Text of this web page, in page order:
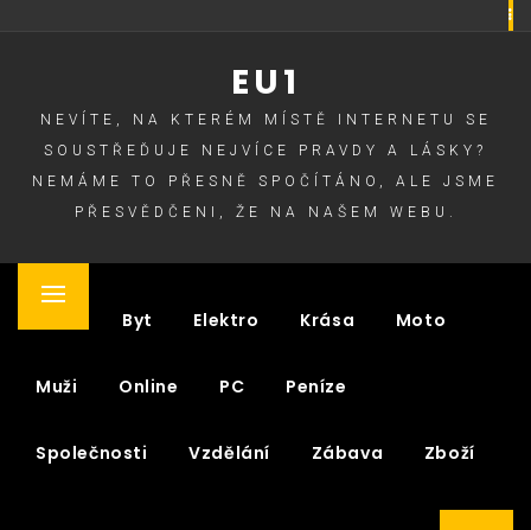
EU1
NEVÍTE, NA KTERÉM MÍSTĚ INTERNETU SE
SOUSTŘEĎUJE NEJVÍCE PRAVDY A LÁSKY?
NEMÁME TO PŘESNĚ SPOČÍTÁNO, ALE JSME
PŘESVĚDČENI, ŽE NA NAŠEM WEBU.
Primary
Byt Elektro Krása Moto
Muži Online PC Peníze
Společnosti Vzdělání Zábava Zboží